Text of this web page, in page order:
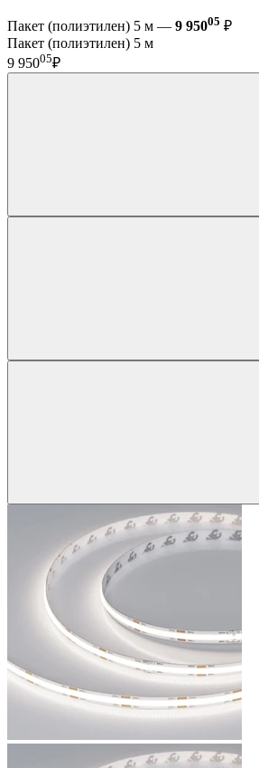
Пакет (полиэтилен) 5 м — 9 95005 ₽
Пакет (полиэтилен) 5 м
9 95005₽